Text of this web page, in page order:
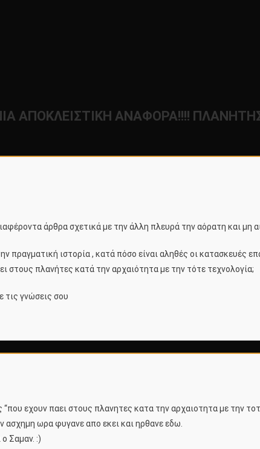
ΑΠΟΚΛΕΙΣΤΙΚΗ ΑΝΑΦΟΡΑ!!!!
άρθρα σχετικά με την άλλη πλευρά την αόρατη και μη
πραγματική ιστορία , κατά πόσο είναι αληθές οι κατασκευές
στους πλανήτες κατά την αρχαιότητα με την τότε τεχνολογία;
τις γνώσεις σου
εχουν παει στους πλανητες κατα την αρχαιοτητα με την
ασχημη ωρα φυγανε απο εκει και ηρθανε εδω.
Σαμαν. :)